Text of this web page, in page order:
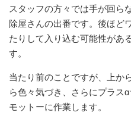
スタッフの方々では手が回ら
除屋さんの出番です。後ほど
たりして入り込む可能性があ
す。
当たり前のことですが、上か
ら色々気づき、さらにプラス
モットーに作業します。